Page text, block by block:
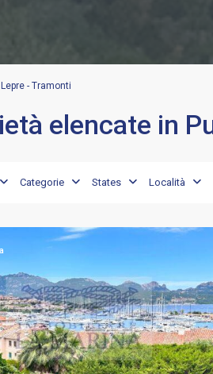
- Tramonti
elencate in
Categorie States Località